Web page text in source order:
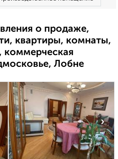
о продаже,
квартиры, комнаты,
Лобне
›